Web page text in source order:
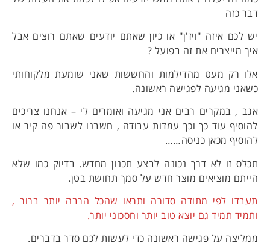
דבר כזה
יש לכם איזה "ויז'ן" או כיון שאתם יודעים שאתם רוצים אבל
איך מייצרים את זה בפועל ?
אלו רק מעט מהדילמות והחששות שאני שומעת מלקוחותי
כשאני מגיעה לפגישה ראשונה.
אגב , במקרים רבים אני מגיעה ואומרים לי – אנחנו צריכים
להוסיף עוד כך וכך עמדות עבודה , חשבנו לשבור פה קיר או
להוסיף מכאן כניסה……
תכלס זו לא דרך נכונה לבצע תכנון מחדש. בדיוק כמו שלא
הייתם מוציאים מוצר חדש על סמך תחושת בטן.
תעבדו לפי מתודה סדורה ותראו שהכל הרבה יותר ברור ,
ותמיד תמיד גם יוצא טוב יותר וחסכוני יותר.
ממליצה על פגישה ראשונה כדי לעשות לכם סדר בדברים.